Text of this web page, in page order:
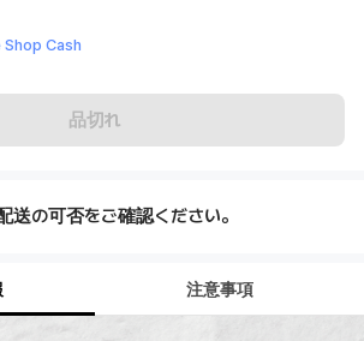
Cash
品切れ
送の可否をご確認ください。
注意事項